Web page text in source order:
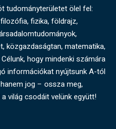
tudományterületet ölel fel:
fizika, földrajz,
közgazdaságtan, matematika,
hogy mindenki számára
információkat nyújtsunk A-tól
jog – ossza meg,
világ csodáit velünk együtt!